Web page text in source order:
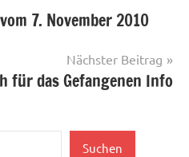
7. November 2010
Nächster Beitrag
für das Gefangenen Info
Suchen